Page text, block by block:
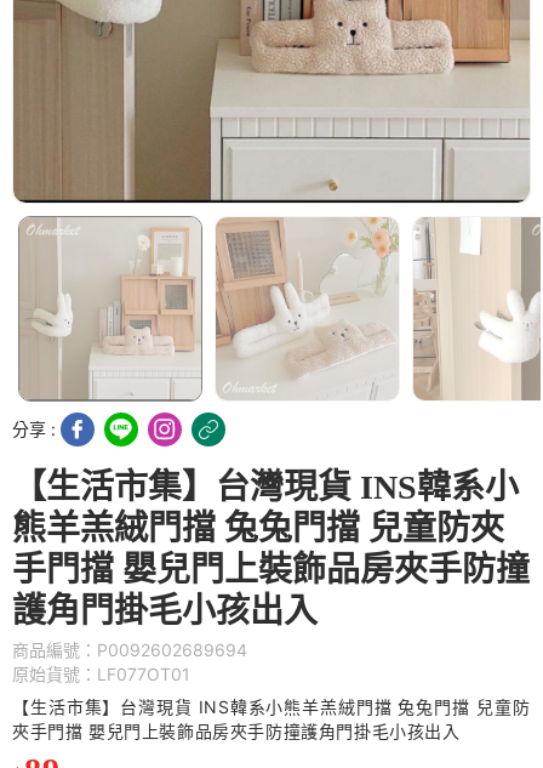
分享 :
【生活市集】台灣現貨 INS韓系小
熊羊羔絨門擋 兔兔門擋 兒童防夾
手門擋 嬰兒門上裝飾品房夾手防撞
護角門掛毛小孩出入
商品編號：P0092602689694
原始貨號：LF077OT01
【生活市集】台灣現貨 INS韓系小熊羊羔絨門擋 兔兔門擋 兒童防
夾手門擋 嬰兒門上裝飾品房夾手防撞護角門掛毛小孩出入